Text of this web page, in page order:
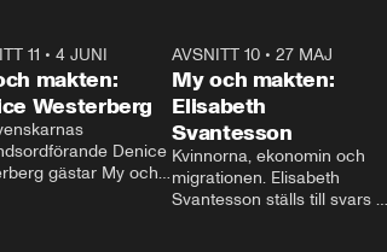
23:40
11 •4 JUNI
makten:
Westerberg
Denice
gästar My och
AVSNITT 10 •27 MAJ
My och makten:
Elisabeth
Svantesson
Kvinnorna, ekonomin och
migrationen. Elisabeth
Svantesson ställs till svars